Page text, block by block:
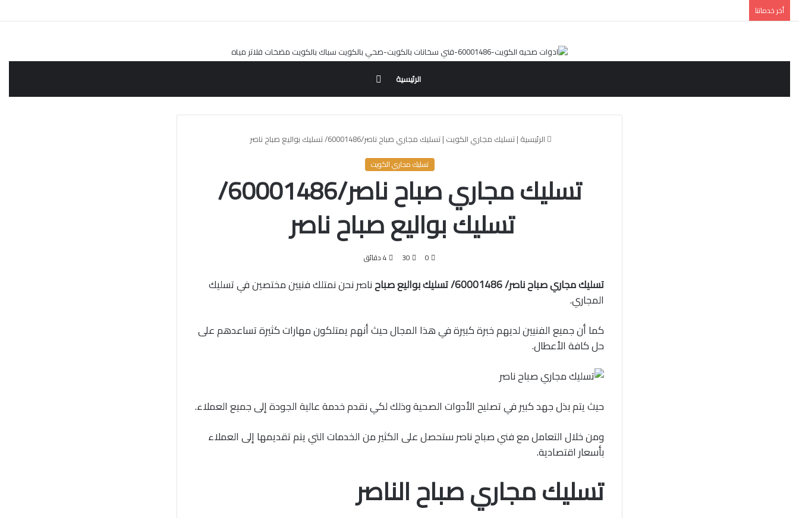
أخر خدماتنا
الرئيسية
عن
الرئيسية |تسليك مجاري الكويت |تسليك مجاري صباح ناصر/60001486/ تسليك بواليع صباح ناصر
تسليك مجاري الكويت
تسليك مجاري صباح ناصر/60001486/
تسليك بواليع صباح ناصر
0
30
تسليك مجاري صباح ناصر/ 60001486/ تسليك بواليع صباح
ناصر نحن نمتلك فنيين مختصين في تسليك
المجاري.
كما أن جميع الفنيين لديهم خبرة كبيرة في هذا المجال حيث أنهم يمتلكون مهارات كثيرة تساعدهم على
حل كافة الأعطال.
حيث يتم بذل جهد كبير في تصليح الأدوات الصحية وذلك لكي نقدم خدمة عالية الجودة إلى جميع العملاء.
ومن خلال التعامل مع فني صباح ناصر ستحصل على الكثير من الخدمات التي يتم تقديمها إلى العملاء
بأسعار اقتصادية.
تسليك مجاري صباح الناصر